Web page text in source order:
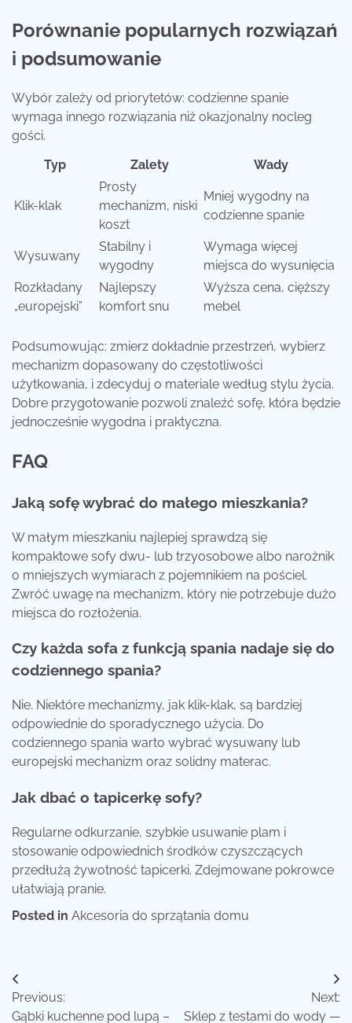
Porównanie popularnych rozwiązań
i podsumowanie
Wybór zależy od priorytetów: codzienne spanie
wymaga innego rozwiązania niż okazjonalny nocleg
gości.
Typ
Zalety Wady
Klik-klak
Prosty
mechanizm, niski
koszt
Mniej wygodny na
codzienne spanie
Wysuwany
Stabilny i
wygodny
Wymaga więcej
miejsca do wysunięcia
Rozkładany
„europejski”
Najlepszy
komfort snu
Wyższa cena, cięższy
mebel
Podsumowując: zmierz dokładnie przestrzeń, wybierz
mechanizm dopasowany do częstotliwości
użytkowania, i zdecyduj o materiale według stylu życia.
Dobre przygotowanie pozwoli znaleźć sofę, która będzie
jednocześnie wygodna i praktyczna.
FAQ
Jaką sofę wybrać do małego mieszkania?
W małym mieszkaniu najlepiej sprawdzą się
kompaktowe sofy dwu- lub trzyosobowe albo narożnik
o mniejszych wymiarach z pojemnikiem na pościel.
Zwróć uwagę na mechanizm, który nie potrzebuje dużo
miejsca do rozłożenia.
Czy każda sofa z funkcją spania nadaje się do
codziennego spania?
Nie. Niektóre mechanizmy, jak klik-klak, są bardziej
odpowiednie do sporadycznego użycia. Do
codziennego spania warto wybrać wysuwany lub
europejski mechanizm oraz solidny materac.
Jak dbać o tapicerkę sofy?
Regularne odkurzanie, szybkie usuwanie plam i
stosowanie odpowiednich środków czyszczących
przedłużą żywotność tapicerki. Zdejmowane pokrowce
ułatwiają pranie.
Posted in Akcesoria do sprzątania domu
Nawigacja
wpisu
Previous:
Gąbki kuchenne pod lupą –
Next:
Sklep z testami do wody —